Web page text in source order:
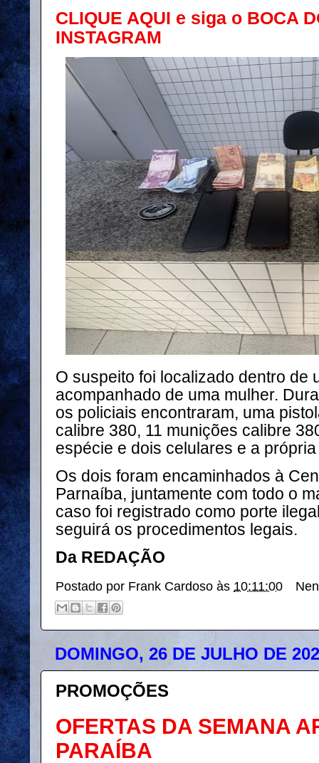
CLIQUE AQUI e siga o BOCA
INSTAGRAM
O suspeito foi localizado dentro de
acompanhado de uma mulher.
os policiais encontraram, uma
calibre 380, 11 munições calibre
espécie e dois celulares e a
Os dois foram encaminhados à
Parnaíba, juntamente com todo o
caso foi registrado como porte
seguirá os procedimentos legais.
Da REDAÇÃO
Postado por Frank Cardoso às 10:11:00
DOMINGO, 26 DE JULHO DE
PROMOÇÕES
OFERTAS DA SEMANA
PARAÍBA